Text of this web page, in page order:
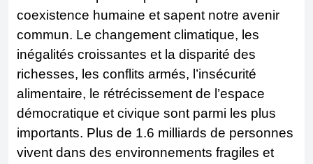
coexistence humaine et sapent notre avenir
commun. Le changement climatique, les
inégalités croissantes et la disparité des
richesses, les conflits armés, l’insécurité
alimentaire, le rétrécissement de l’espace
démocratique et civique sont parmi les plus
importants. Plus de 1.6 milliards de personnes
vivent dans des environnements fragiles et